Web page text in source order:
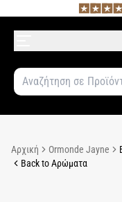
Αρχική Ormonde Jayne
Back to Αρώματα